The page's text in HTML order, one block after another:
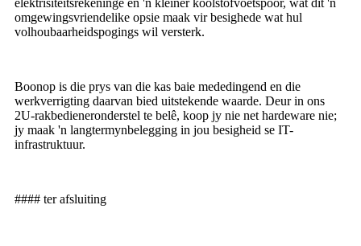
elektrisiteitsrekeninge en 'n kleiner koolstofvoetspoor, wat dit 'n
omgewingsvriendelike opsie maak vir besighede wat hul
volhoubaarheidspogings wil versterk.
Boonop is die prys van die kas baie mededingend en die
werkverrigting daarvan bied uitstekende waarde. Deur in ons
2U-rakbedieneronderstel te belê, koop jy nie net hardeware nie;
jy maak 'n langtermynbelegging in jou besigheid se IT-
infrastruktuur.
#### ter afsluiting